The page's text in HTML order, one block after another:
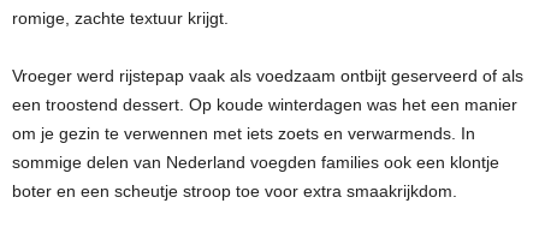
romige, zachte textuur krijgt.
Vroeger werd rijstepap vaak als voedzaam ontbijt geserveerd of als
een troostend dessert. Op koude winterdagen was het een manier
om je gezin te verwennen met iets zoets en verwarmends. In
sommige delen van Nederland voegden families ook een klontje
boter en een scheutje stroop toe voor extra smaakrijkdom.